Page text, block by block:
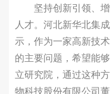
坚持创新引领、增
人才。河北新华北集
示，作为一家高新技
的主要问题，希望能
立研究院，通过这种
物科技股份有限公司